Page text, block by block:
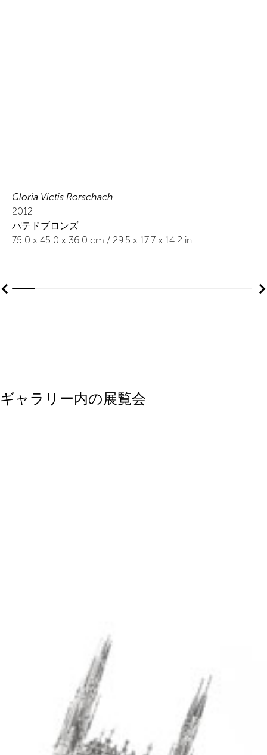
Gloria Victis Rorschach
2012
パテドブロンズ
75.0 x 45.0 x 36.0 cm / 29.5 x 17.7 x 14.2 in
ギャラリー内の展覧会